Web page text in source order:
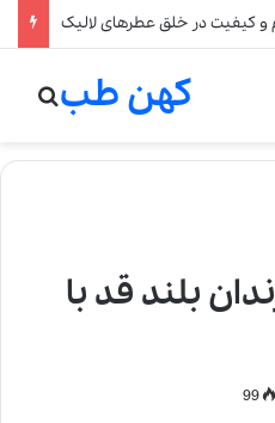
و کیفیت در خلق عطرهای لالیک
کهن طب
بلند قد با